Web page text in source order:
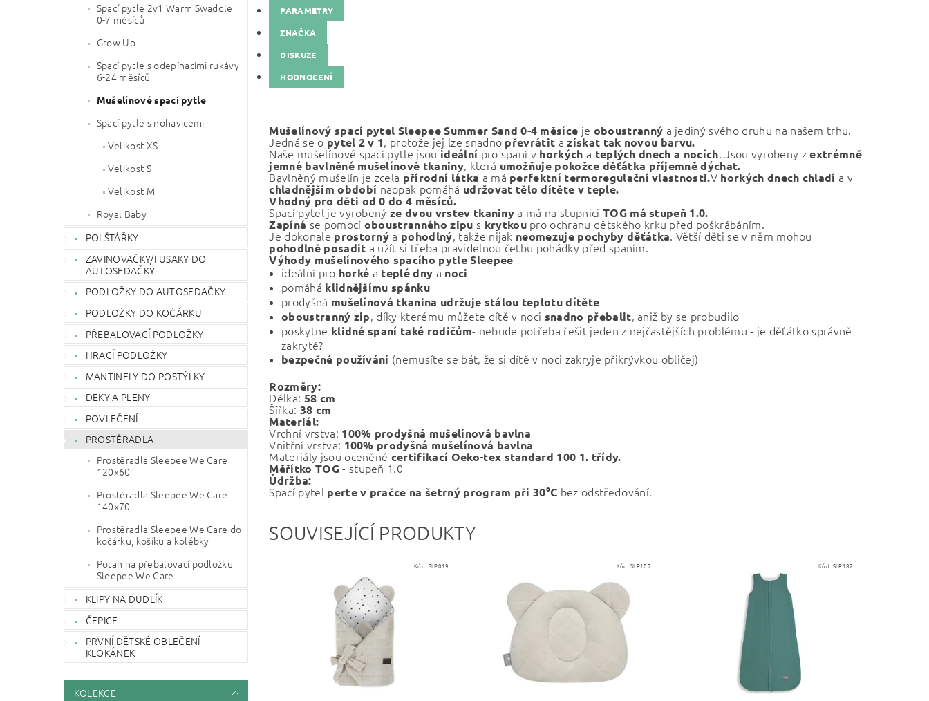
Spací pytle 2v1 Warm Swaddle
0-7 měsíců
Grow Up
Spací pytle s odepínacími rukávy
6-24 měsíců
Mušelínové spací pytle
Spací pytle s nohavicemi
Velikost XS
Velikost S
Velikost M
Royal Baby
POLŠTÁŘKY
ZAVINOVAČKY/FUSAKY DO
AUTOSEDAČKY
PODLOŽKY DO AUTOSEDAČKY
PODLOŽKY DO KOČÁRKU
PŘEBALOVACÍ PODLOŽKY
HRACÍ PODLOŽKY
MANTINELY DO POSTÝLKY
DEKY A PLENY
POVLEČENÍ
PROSTĚRADLA
Prostěradla Sleepee We Care
120x60
Prostěradla Sleepee We Care
140x70
Prostěradla Sleepee We Care do
kočárku, košíku a kolébky
Potah na přebalovací podložku
Sleepee We Care
KLIPY NA DUDLÍK
ČEPICE
PRVNÍ DĚTSKÉ OBLEČENÍ
KLOKÁNEK
KOLEKCE
PARAMETRY
ZNAČKA
DISKUZE
HODNOCENÍ
Mušelínový spací pytel Sleepee Summer Sand0-4 měsíce je oboustranný a jediný svého druhu na našem trhu.
Jedná se opytel 2 v 1, protože jej lze snadno převrátit azískat tak novou barvu.
Naše mušelínové spací pytle jsou ideální pro spaní v horkých a teplýchdnech a nocích. Jsou vyrobeny zextrémně
jemné bavlněné mušelínové tkaniny, která umožňuje pokožce děťátka příjemně dýchat.
Bavlněný mušelín je zcela přírodní látka a má perfektní termoregulační vlastnosti.V horkých dnech chladía v
chladnějším období naopak pomáhá udržovat tělo dítěte v teple.
Vhodný pro děti od 0 do 4 měsíců.
Spací pytel je vyrobenýze dvou vrstev tkaninya má na stupnici TOG má stupeň 1.0.
Zapíná se pomocí oboustranného zipu s krytkou pro ochranu dětského krku před poškrábáním.
Je dokonale prostornýa pohodlný, takže nijak neomezuje pochyby děťátka. Větší děti se v něm mohou
pohodlně posadit a užít si třeba pravidelnou četbu pohádky před spaním.
Výhody mušelínového spacího pytle Sleepee
ideální pro horké a teplédny a noci
pomáhá klidnějšímu spánku
prodyšná mušelínová tkanina udržuje stálou teplotu dítěte
oboustranný zip, díky kterému můžete dítě v noci snadno přebalit, aniž by se probudilo
poskytne klidnéspaní také rodičům- nebude potřeba řešit jeden z nejčastějších problému - je děťátko správně
zakryté?
bezpečné používání (nemusíte se bát, že si dítě v noci zakryje přikrývkou obličej)
Rozměry:
Délka: 58 cm
Šířka: 38 cm
Materiál:
Vrchní vrstva: 100% prodyšná mušelínová bavlna
Vnitřní vrstva: 100% prodyšná mušelínová bavlna
Materiály jsou oceněné certifikací Oeko-tex standard 100 1. třídy.
Měřítko TOG- stupeň 1.0
Údržba:
Spací pytel perte v pračce na šetrný program při 30°C bez odstřeďování.
SOUVISEJÍCÍ PRODUKTY
Kód: SLP019 Kód:SLP107 Kód: SLP182